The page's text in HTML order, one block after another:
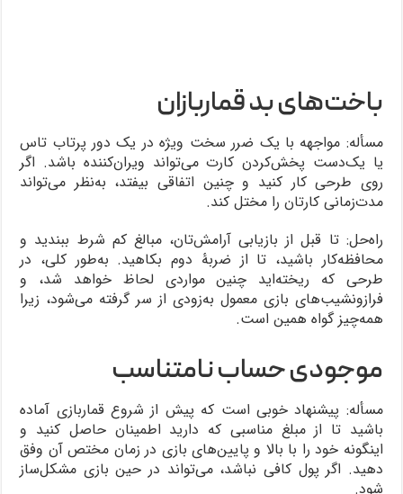
باخت‌های بد قماربازان
مسأله: مواجهه با یک ضرر سخت ویژه در یک دور پرتاب تاس
یا یک‌دست پخش‌کردن کارت می‌تواند ویران‌کننده باشد. اگر
روی طرحی کار کنید و چنین اتفاقی بیفتد، به‌نظر می‌تواند
مدت‌زمانی کارتان را مختل کند.
راه‌حل: تا قبل از بازیابی آرامش‌تان، مبالغ کم شرط ببندید و
محافظه‌کار باشید، تا از ضربۀ دوم بکاهید. به‌طور کلی، در
طرحی که ریخته‌اید چنین مواردی لحاظ خواهد شد، و
فرازونشیب‌های بازی معمول به‌زودی از سر گرفته می‌شود، زیرا
همه‌چیز گواه همین است.
موجودی حساب نامتناسب
مسأله: پیشنهاد خوبی است که پیش از شروع قماربازی آماده
باشید تا از مبلغ مناسبی که دارید اطمینان حاصل کنید و
اینگونه خود را با بالا و پایین‌های بازی در زمان مختص آن وفق
دهید. اگر پول کافی نباشد، می‌تواند در حین بازی مشکل‌ساز
شود.